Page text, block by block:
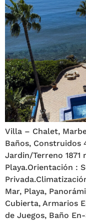
Villa – Chalet,
Baños, Construidos
Jardin/Terreno 1871
Playa.Orientación :
Mar, Playa,
Cubierta, Armarios
‌de ‌Juegos, ‌Baño